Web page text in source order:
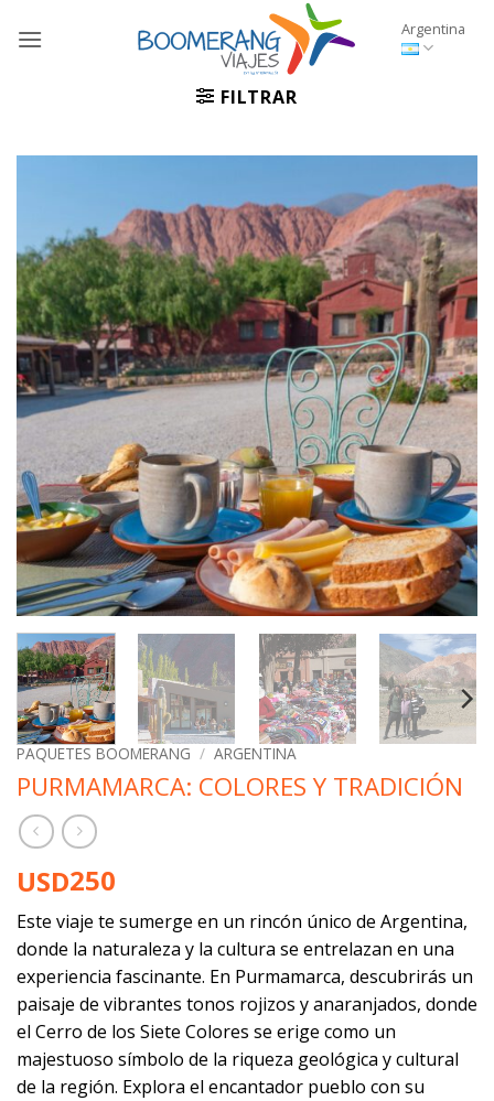
Argentina
FILTRAR
PAQUETES BOOMERANG / ARGENTINA
PURMAMARCA: COLORES Y TRADICIÓN
USD250
Este viaje te sumerge en un rincón único de Argentina,
donde la naturaleza y la cultura se entrelazan en una
experiencia fascinante. En Purmamarca, descubrirás un
paisaje de vibrantes tonos rojizos y anaranjados, donde
el Cerro de los Siete Colores se erige como un
majestuoso símbolo de la riqueza geológica y cultural
de la región. Explora el encantador pueblo con su